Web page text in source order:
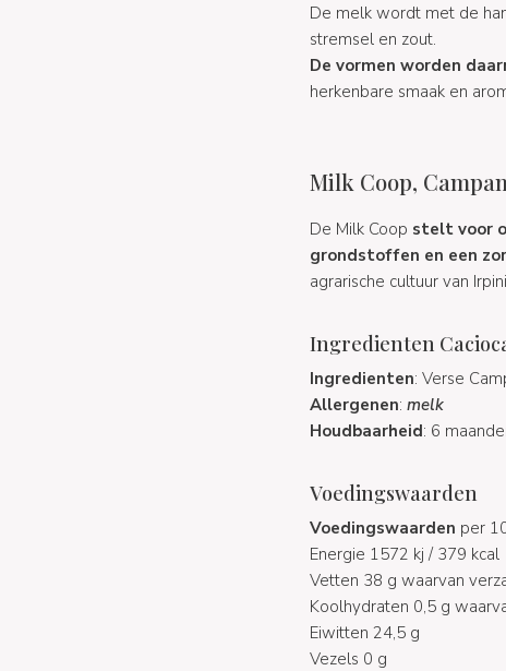
De melk wordt met de
stremsel en zout.
De vormen worden
herkenbare smaak en
Milk Coop,
De Milk Coop stelt voor
grondstoffen en een
agrarische cultuur van
Ingredienten
Ingredienten: Verse
Allergenen: melk
Houdbaarheid: 6
Voedingswaarden
Voedingswaarden per
Energie 1572 kj / 379 kcal
Vetten 38 g waarvan
Koolhydraten 0,5 g
Eiwitten 24,5 g
Vezels 0 g